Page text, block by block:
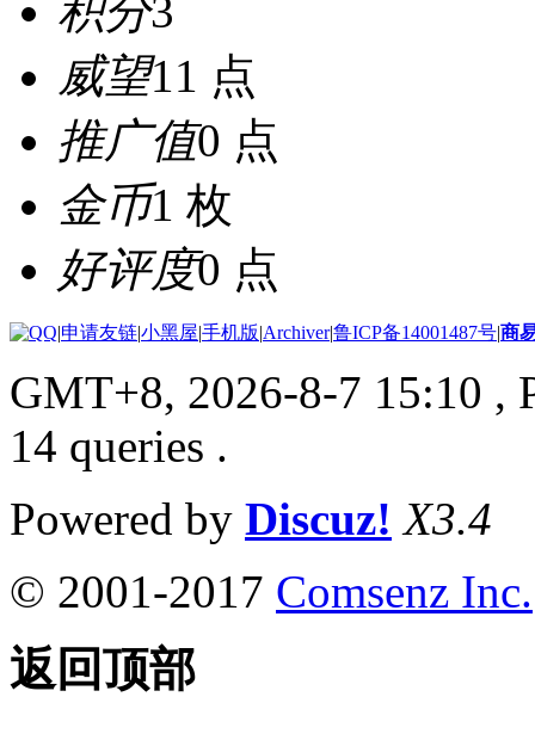
积分3
威望11 点
推广值0 点
金币1 枚
好评度0 点
|申请友链|小黑屋|手机版|Archiver|鲁ICP备14001487号|商
GMT+8, 2026-8-7 15:10 ,
14 queries .
Powered by Discuz! X3.4
© 2001-2017 Comsenz Inc.
返回顶部